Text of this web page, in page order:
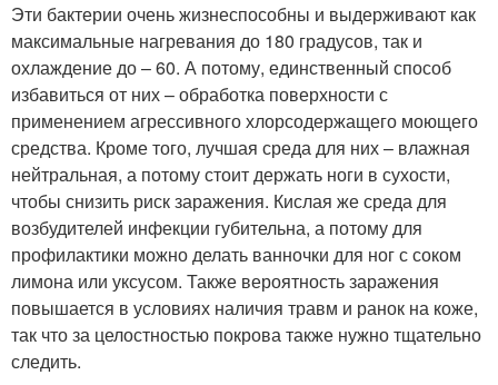
Эти бактерии очень жизнеспособны и выдерживают как
максимальные нагревания до 180 градусов, так и
охлаждение до – 60. А потому, единственный способ
избавиться от них – обработка поверхности с
применением агрессивного хлорсодержащего моющего
средства. Кроме того, лучшая среда для них – влажная
нейтральная, а потому стоит держать ноги в сухости,
чтобы снизить риск заражения. Кислая же среда для
возбудителей инфекции губительна, а потому для
профилактики можно делать ванночки для ног с соком
лимона или уксусом. Также вероятность заражения
повышается в условиях наличия травм и ранок на коже,
так что за целостностью покрова также нужно тщательно
следить.